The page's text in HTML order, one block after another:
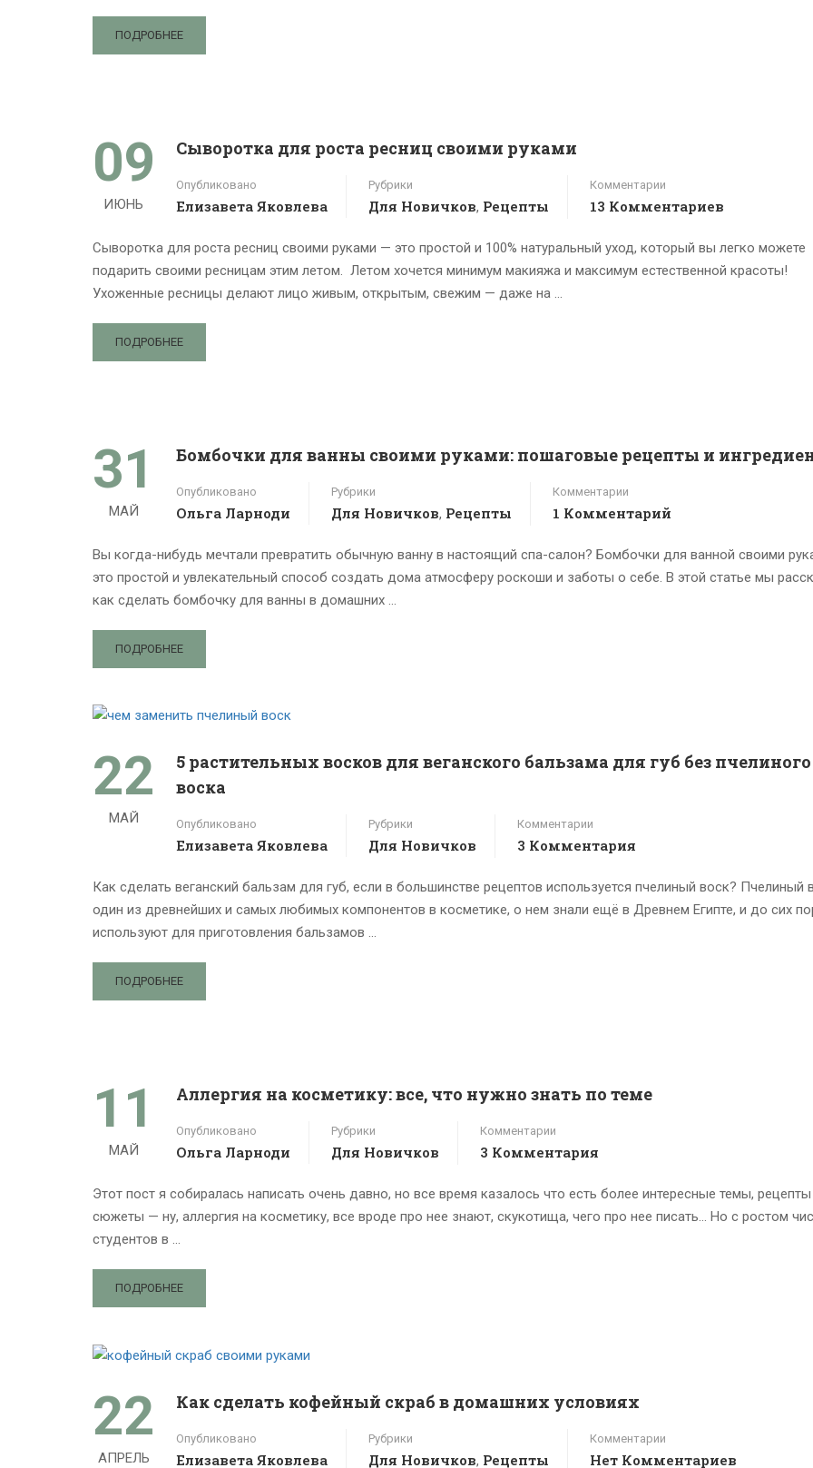
ПОДРОБНЕЕ
09
ИЮНЬ
Сыворотка для роста ресниц своими руками
Опубликовано
Елизавета Яковлева
Рубрики
Для Новичков, Рецепты
Комментарии
13 Комментариев
Сыворотка для роста ресниц своими руками — это простой и 100% натуральный уход, который вы легко можете
подарить своими ресницам этим летом. Летом хочется минимум макияжа и максимум естественной красоты!
Ухоженные ресницы делают лицо живым, открытым, свежим — даже на …
ПОДРОБНЕЕ
31
МАЙ
Бомбочки для ванны своими руками: пошаговые рецепты и
Опубликовано
Ольга Ларноди
Рубрики
Для Новичков, Рецепты
Комментарии
1 Комментарий
Вы когда-нибудь мечтали превратить обычную ванну в настоящий спа-салон? Бомбочки для ванной своими
это простой и увлекательный способ создать дома атмосферу роскоши и заботы о себе. В этой статье мы
как сделать бомбочку для ванны в домашних …
ПОДРОБНЕЕ
22
МАЙ
5 растительных восков для веганского бальзама для губ без пчелиного
воска
Опубликовано
Елизавета Яковлева
Рубрики
Для Новичков
Комментарии
3 Комментария
Как сделать веганский бальзам для губ, если в большинстве рецептов используется пчелиный воск? Пчелиный
один из древнейших и самых любимых компонентов в косметике, о нем знали ещё в Древнем Египте, и до сих
используют для приготовления бальзамов …
ПОДРОБНЕЕ
11
МАЙ
Аллергия на косметику: все, что нужно знать по теме
Опубликовано
Ольга Ларноди
Рубрики
Для Новичков
Комментарии
3 Комментария
Этот пост я собиралась написать очень давно, но все время казалось что есть более интересные темы, рецепты
сюжеты — ну, аллергия на косметику, все вроде про нее знают, скукотища, чего про нее писать… Но с ростом
студентов в …
ПОДРОБНЕЕ
22
АПРЕЛЬ
Как сделать кофейный скраб в домашних условиях
Опубликовано
Елизавета Яковлева
Рубрики
Для Новичков, Рецепты
Комментарии
Нет Комментариев